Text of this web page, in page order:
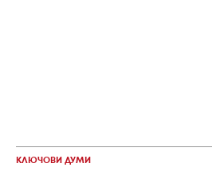
КЛЮЧОВИ ДУМИ